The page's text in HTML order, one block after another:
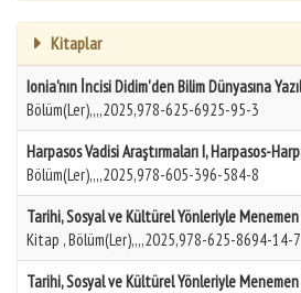
Kitaplar
Ionia'nın İncisi Didim'den Bilim Dünyasına
Bölüm(Ler),,,,2025,978-625-6925-95-3
Harpasos Vadisi Araştırmaları I, Harpasos-
Bölüm(Ler),,,,2025,978-605-396-584-8
Tarihi, Sosyal ve Kültürel Yönleriyle Menemen
Kitap , Bölüm(Ler),,,,2025,978-625-8694-14-7
Tarihi, Sosyal ve Kültürel Yönleriyle Menemen